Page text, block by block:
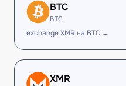
BTC
BTC
exchange XMR на BTC →
XMR